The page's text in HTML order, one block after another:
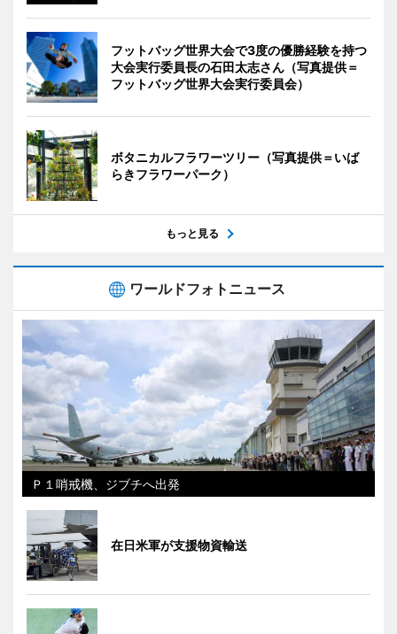
フットバッグ世界大会で3度の優勝経験を持つ
大会実行委員長の石田太志さん（写真提供＝
フットバッグ世界大会実行委員会）
ボタニカルフラワーツリー（写真提供＝いば
らきフラワーパーク）
もっと見る
ワールドフォトニュース
Ｐ１哨戒機、ジブチへ出発
在日米軍が支援物資輸送